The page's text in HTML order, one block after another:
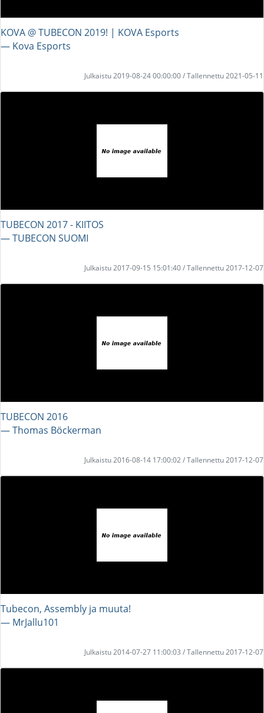
KOVA @ TUBECON 2019! | KOVA Esports
― Kova Esports
Julkaistu 2019-08-24 00:00:00 / Tallennettu 2021-05-11
TUBECON 2017 - KIITOS
― TUBECON SUOMI
Julkaistu 2017-09-15 15:01:40 / Tallennettu 2017-12-07
TUBECON 2016
― Thomas Böckerman
Julkaistu 2016-08-14 17:00:02 / Tallennettu 2017-12-07
Tubecon, Assembly ja muuta!
― MrJallu101
Julkaistu 2014-07-27 11:00:03 / Tallennettu 2017-12-07